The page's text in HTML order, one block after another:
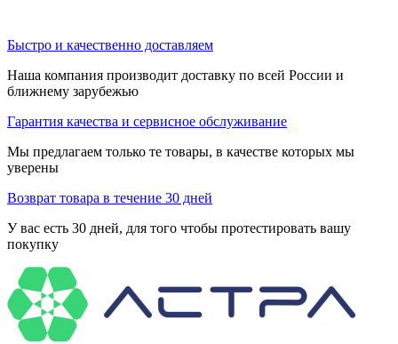
Быстро и качественно доставляем
Наша компания производит доставку по всей России и
ближнему зарубежью
Гарантия качества и сервисное обслуживание
Мы предлагаем только те товары, в качестве которых мы
уверены
Возврат товара в течение 30 дней
У вас есть 30 дней, для того чтобы протестировать вашу
покупку